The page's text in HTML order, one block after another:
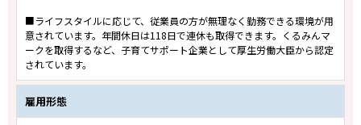
■ライフスタイルに応じて、従業員の方が無理なく勤務できる環境が用
意されています。年間休日は118日で連休も取得できます。くるみんマ
ークを取得するなど、子育てサポート企業として厚生労働大臣から認定
されています。
雇用形態